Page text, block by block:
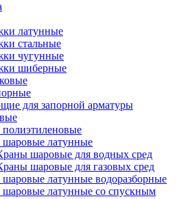
латунные
стальные
чугунные
шиберные
для запорной арматуры
латунные
шаровые для водных сред
шаровые для газовых сред
латунные водоразборные
латунные со спускным